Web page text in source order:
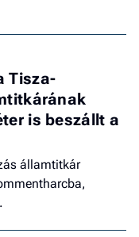
Tisza-
is beszállt a
államtitkár